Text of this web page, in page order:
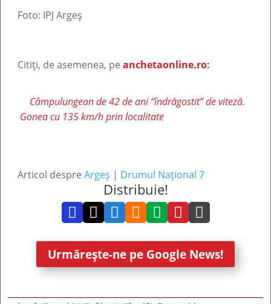
Foto: IPJ Argeș
Citiți, de asemenea, pe anchetaonline.ro:
Câmpulungean de 42 de ani “îndrăgostit” de viteză.
Gonea cu 135 km/h prin localitate
Articol despre Argeș | Drumul Național 7
Distribuie!
      
Urmărește-ne pe Google News!